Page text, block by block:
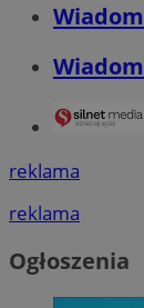
reklama
reklama
Ogłoszenia